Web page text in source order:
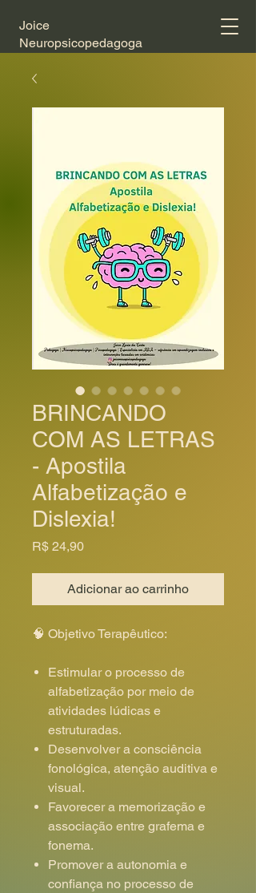
Joice
Neuropsicopedagoga
BRINCANDO
COM AS LETRAS
- Apostila
Alfabetização e
Dislexia!
R$ 24,90Preço
Adicionar ao carrinho
🧠 Objetivo Terapêutico:
Estimular o processo de
alfabetização por meio de
atividades lúdicas e
estruturadas.
Desenvolver a consciência
fonológica, atenção auditiva e
visual.
Favorecer a memorização e
associação entre grafema e
fonema.
Promover a autonomia e
confiança no processo de